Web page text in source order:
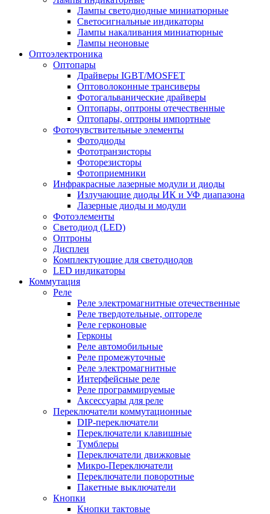
Лампы светодиодные миниатюрные
Светосигнальные индикаторы
Лампы накаливания миниатюрные
Лампы неоновые
Оптоэлектроника
Оптопары
Драйверы IGBT/MOSFET
Оптоволоконные трансиверы
Фотогальванические драйверы
Оптопары, оптроны отечественные
Оптопары, оптроны импортные
Фоточувствительные элементы
Фотодиоды
Фототранзисторы
Фоторезисторы
Фотоприемники
Инфракрасные лазерные модули и диоды
Излучающие диоды ИК и УФ диапазона
Лазерные диоды и модули
Фотоэлементы
Светодиод (LED)
Оптроны
Дисплеи
Комплектующие для светодиодов
LED индикаторы
Коммутация
Реле
Реле электромагнитные отечественные
Реле твердотельные, оптореле
Реле герконовые
Герконы
Реле автомобильные
Реле промежуточные
Реле электромагнитные
Интерфейсные реле
Реле программируемые
Аксессуары для реле
Переключатели коммутационные
DIP-переключатели
Переключатели клавишные
Тумблеры
Переключатели движковые
Микро-Переключатели
Переключатели поворотные
Пакетные выключатели
Кнопки
Кнопки тактовые